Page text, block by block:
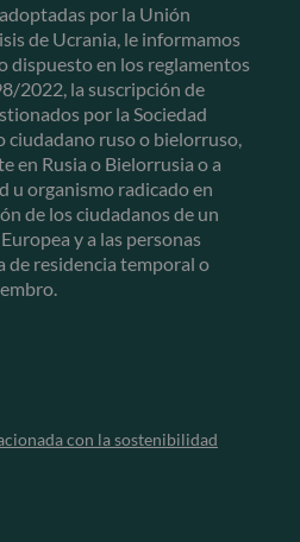
por la Unión
de Ucrania, le informamos
dispuesto en los reglamentos
2022, la suscripción de
por la Sociedad
ruso o bielorruso,
en Rusia o Bielorrusia o a
u organismo radicado en
de los ciudadanos de un
y a las personas
de residencia temporal o
con la sostenibilidad